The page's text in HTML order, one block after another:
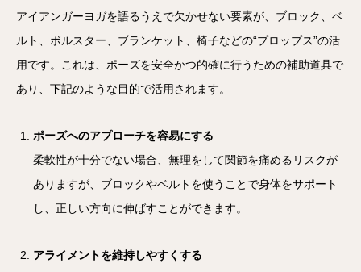
アイアンガーヨガを語るうえで欠かせない要素が、ブロック、ベ
ルト、ボルスター、ブランケット、椅子などの“プロップス”の活
用です。これは、ポーズを安全かつ的確に行うための補助道具で
あり、下記のような目的で活用されます。
ポーズへのアプローチを容易にする
柔軟性が十分でない場合、無理をして関節を痛めるリスクが
ありますが、ブロックやベルトを使うことで身体をサポート
し、正しい方向に伸ばすことができます。
アライメントを維持しやすくする